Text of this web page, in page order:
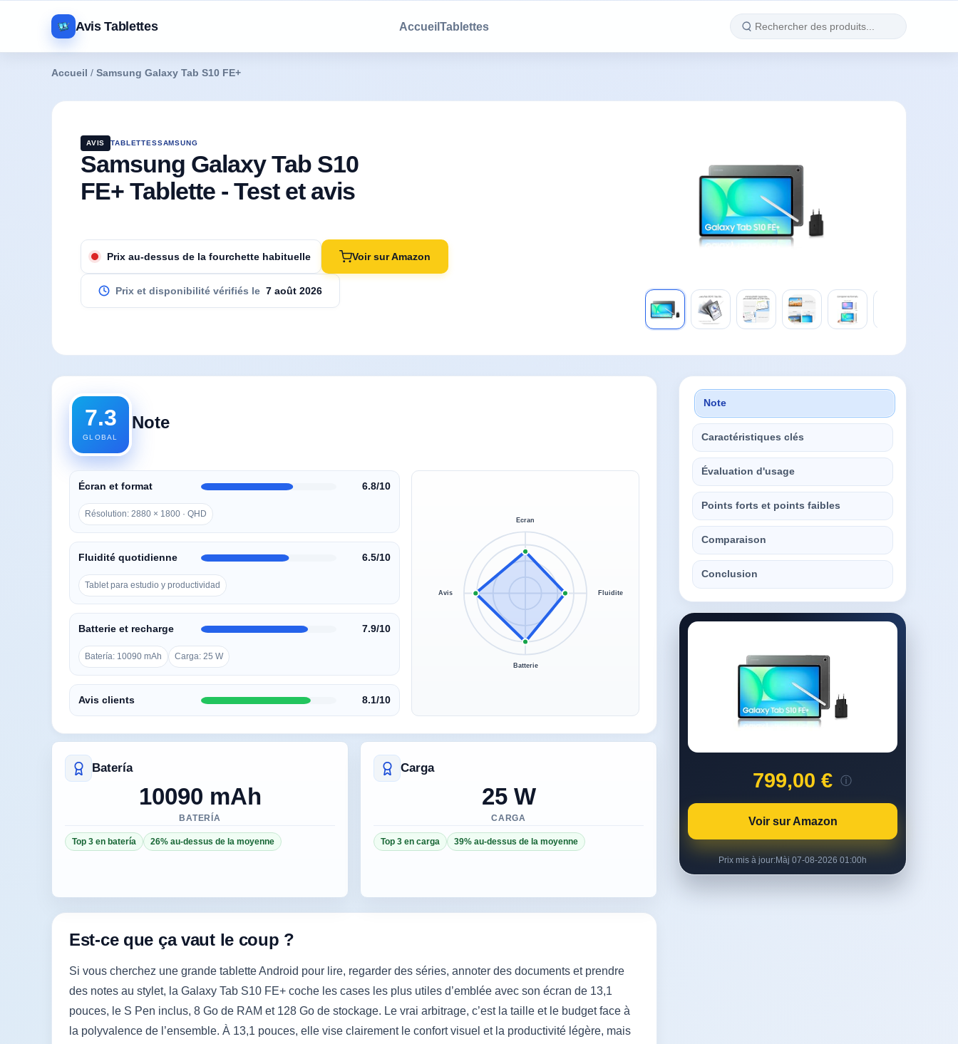
Avis Tablettes Accueil Tablettes
Accueil / Samsung Galaxy Tab S10 FE+
AVIS TABLETTESSAMSUNG
Samsung Galaxy Tab S10
FE+ Tablette - Test et avis
Prix au-dessus de la fourchette habituelle Voir sur Amazon
Prix et disponibilité vérifiés le 7 août 2026
7.3
GLOBAL
Note
Écran et format 6.8/10
Résolution: 2880 × 1800 · QHD
Fluidité quotidienne 6.5/10
Tablet para estudio y productividad
Batterie et recharge 7.9/10
Batería: 10090 mAh Carga: 25 W
Avis clients 8.1/10
Ecran
Fluidite
Batterie
Avis
Batería
10090 mAh
BATERÍA
Top 3 en batería 26% au-dessus de la moyenne
Carga
25 W
CARGA
Top 3 en carga 39% au-dessus de la moyenne
Est-ce que ça vaut le coup ?
Si vous cherchez une grande tablette Android pour lire, regarder des séries, annoter des documents et prendre
des notes au stylet, la Galaxy Tab S10 FE+ coche les cases les plus utiles d’emblée avec son écran de 13,1
pouces, le S Pen inclus, 8 Go de RAM et 128 Go de stockage. Le vrai arbitrage, c’est la taille et le budget face à
la polyvalence de l’ensemble. À 13,1 pouces, elle vise clairement le confort visuel et la productivité légère, mais
Note
Caractéristiques clés
Évaluation d'usage
Points forts et points faibles
Comparaison
Conclusion
799,00 € ⓘ
Voir sur Amazon
Prix mis à jour:Màj 07-08-2026 01:00h